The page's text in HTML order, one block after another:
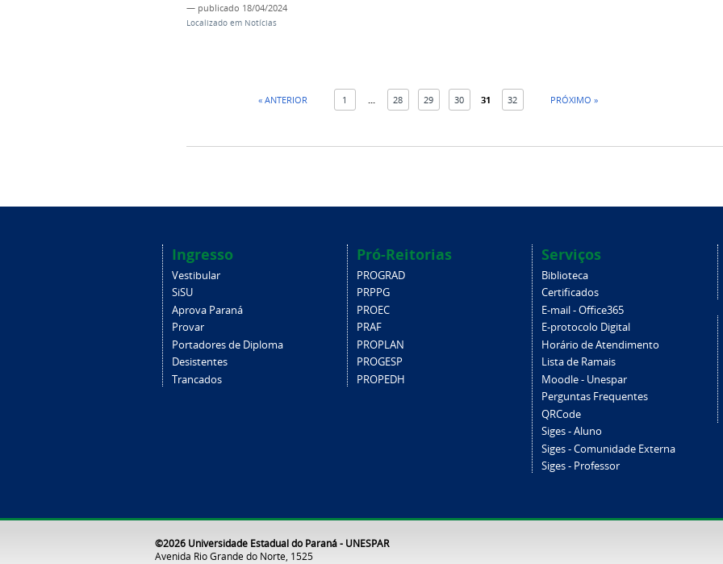
— publicado 18/04/2024
Localizado em Notícias
« ANTERIOR 1 28 29 30 31 32 PRÓXIMO »
Ingresso
Vestibular
SiSU
Aprova Paraná
Provar
Portadores de Diploma
Desistentes
Trancados
Pró-Reitorias
PROGRAD
PRPPG
PROEC
PRAF
PROPLAN
PROGESP
PROPEDH
Serviços
Biblioteca
Certificados
E-mail - Office365
E-protocolo Digital
Horário de Atendimento
Lista de Ramais
Moodle - Unespar
Perguntas Frequentes
QRCode
Siges - Aluno
Siges - Comunidade Externa
Siges - Professor
©2026 Universidade Estadual do Paraná - UNESPAR
Avenida Rio Grande do Norte, 1525